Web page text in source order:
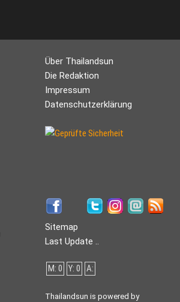
Über Thailandsun
Die Redaktion
Impressum
Datenschutzerklärung
Sitemap
Last Update ..
M: 0 Y: 0 A:
Thailandsun is powered by